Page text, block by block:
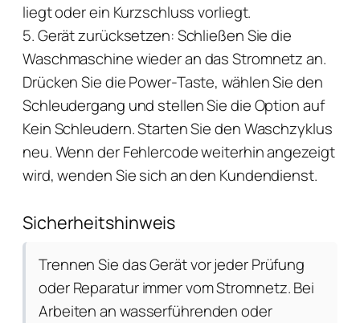
liegt oder ein Kurzschluss vorliegt.
5. Gerät zurücksetzen: Schließen Sie die
Waschmaschine wieder an das Stromnetz an.
Drücken Sie die Power-Taste, wählen Sie den
Schleudergang und stellen Sie die Option auf
Kein Schleudern. Starten Sie den Waschzyklus
neu. Wenn der Fehlercode weiterhin angezeigt
wird, wenden Sie sich an den Kundendienst.
Sicherheitshinweis
Trennen Sie das Gerät vor jeder Prüfung
oder Reparatur immer vom Stromnetz. Bei
Arbeiten an wasserführenden oder